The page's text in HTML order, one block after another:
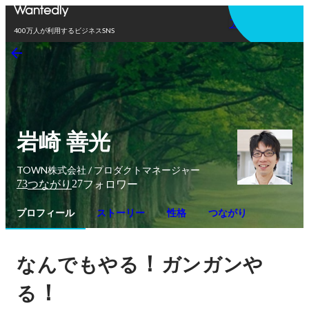
400万人が利用するビジネスSNS
アプリを使う
岩崎 善光
TOWN株式会社 / プロダクトマネージャー
73つながり 27フォロワー
プロフィール ストーリー 性格 つながり
なんでもやる ！ ガンガンや
る ！